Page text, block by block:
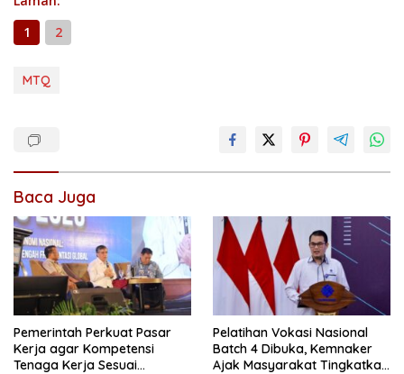
1
2
MTQ
Baca Juga
Pemerintah Perkuat Pasar
Kerja agar Kompetensi
Tenaga Kerja Sesuai
Pelatihan Vokasi Nasional
Batch 4 Dibuka, Kemnaker
Ajak Masyarakat Tingkatkan